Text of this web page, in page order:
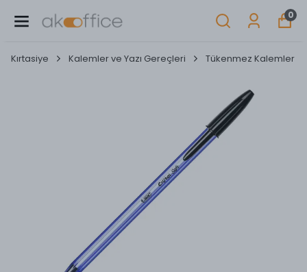
0
Kırtasiye Kalemler ve Yazı Gereçleri Tükenmez Kalemler